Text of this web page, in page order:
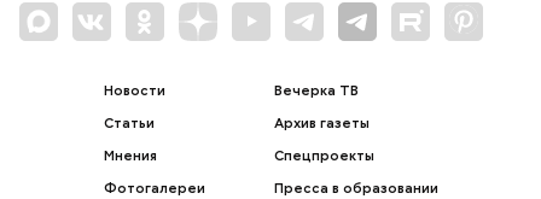
Новости
Статьи
Мнения
Фотогалереи
Вечерка ТВ
Архив газеты
Спецпроекты
Пресса в образовании